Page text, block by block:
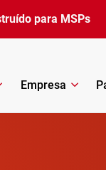
para MSPs
Empresa